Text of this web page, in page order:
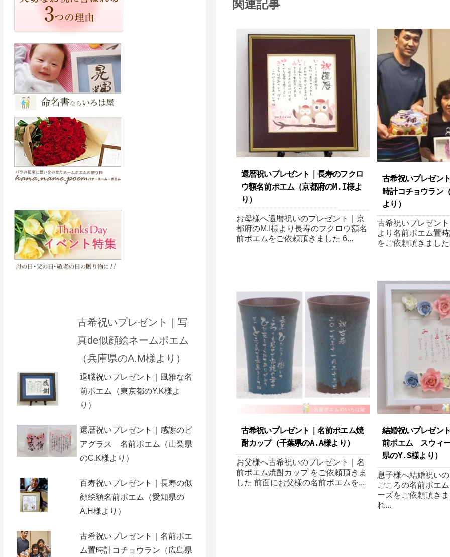
関連記事
還暦祝いプレゼント｜長寿のフクロ
ウ額名前ポエム（京都府のM.I様よ
り ）
お母様へ還暦祝いのプレゼント｜京
都府のM.I様より長寿のフクロウ額名
前ポエムをご依頼頂きました 6...
古希祝いプレゼン
時計コチョウラン
より ）
古希祝いプレゼン
より名前ポエム置
をご依頼頂きまし
古希祝いプレゼント｜名前ポエム焼
酎カップ（千葉県のA.A様より ）
お父様へ古希祝いのプレゼント｜名
前ポエム焼酎カップ をご依頼頂きま
した 前面にお父様の名前ポエムを...
結婚祝いプレゼン
前ポエム スウィー
県のY.S様より ）
息子様へ結婚祝い
ごころの名前ポエ
ーズをご依頼頂き
れ...
古希祝いプレゼント｜写
真de似顔絵ネームポエム
（兵庫県のA.M様より）
退職祝いプレゼント｜風雅な名
前ポエム（東京都のY.K様よ
り）
還暦祝いプレゼント｜感謝のビ
アグラス 名前ポエム（山梨県
のC.K様より）
百寿祝いプレゼント｜長寿の似
顔絵額名前ポエム（愛知県の
A.H様より ）
古希祝いプレゼント｜名前ポエ
ム置時計コチョウラン（広島県